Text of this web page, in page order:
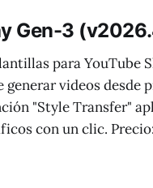
Gen-3
para YouTube
generar videos desde
"Style Transfer"
con un clic.